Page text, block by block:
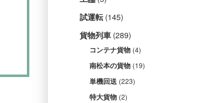
試運転(145)
貨物列車 (289)
コンテナ貨物 (4)
南松本の貨物 (19)
単機回送 (223)
特大貨物 (2)